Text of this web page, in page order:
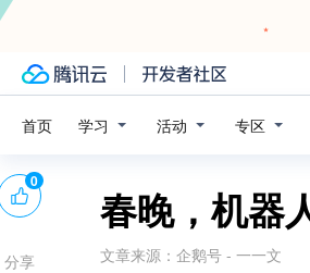
首页 学习 活动 专区
春晚，机器
文章来源： 企鹅号 - 一一文
0
分享